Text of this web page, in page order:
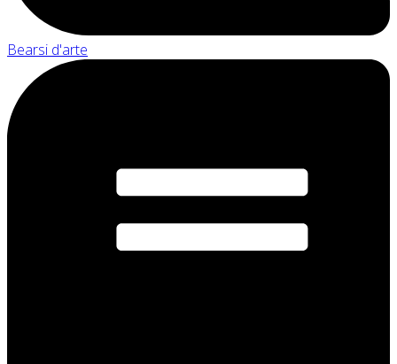
Bearsi d'arte